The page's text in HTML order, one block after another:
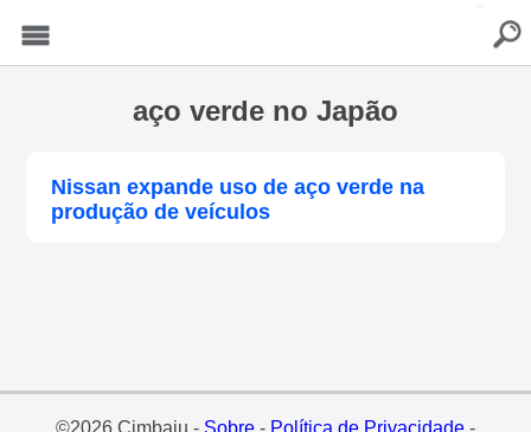
aço verde no Japão
Nissan expande uso de aço verde na
produção de veículos
©2026 Cimbaju - Sobre- Política de Privacidade-